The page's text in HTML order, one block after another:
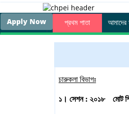
Apply Now প্রথম পাতা আমাদের
চারুকলা বিভাগঃ
১। সেশন : ২০১৮ মোট